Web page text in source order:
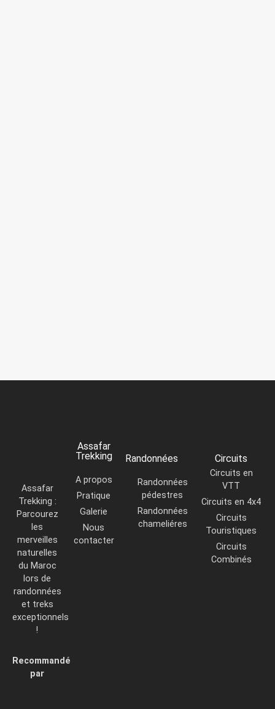
Assafar
Trekking :
Parcourez
les
merveilles
naturelles
du Maroc
lors de
randonnées
et treks
exceptionnels
!
Recommandé
par
Assafar
Trekking
A propos
Pratique
Galerie
Nous
contacter
Randonnées
Randonnées
pédestres
Randonnées
chameliéres
Circuits
Circuits en
VTT
Circuits en 4x4
Circuits
Touristiques
Circuits
Combinés